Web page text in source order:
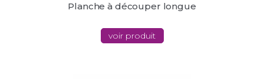
Planche à découper longue
voir produit